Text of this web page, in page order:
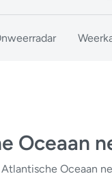
Oceaan
Atlantische Oceaan